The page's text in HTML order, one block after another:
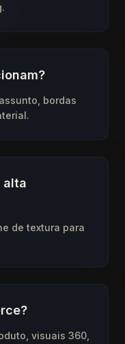
bordas
alta
de textura para
visuais 360,